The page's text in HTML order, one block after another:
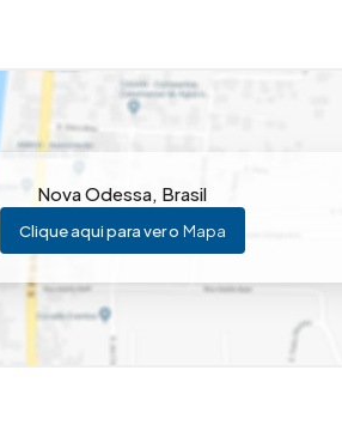
, no Residencial Engenho Velho, em
acesso às principais vias da cidade.
completa de lazer e bem-
proporcionando uma rotina mais
Nova Odessa, Brasil
Clique aqui para ver o Mapa